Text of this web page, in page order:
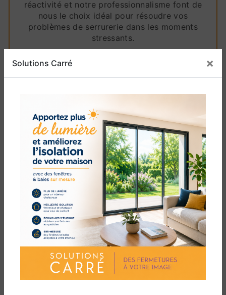
Solutions Carré ×
réactivité et notre professionnalisme font de
nous le choix idéal pour résoudre vos
problèmes de serrurerie dans les moments
stressants.
besoins de changement de serrure, vous optez
pour des artisans de confiance qui mettent
notre réputation en tant que leaders de la
menuiserie à Canet-en-Roussillon, et nous nous
efforçons de maintenir cette réputation à
chaque projet que nous entreprenons. Votre
sécurité n'est pas quelque chose à prendre à la
légère, et nous non plus ne la prenons pas à la
légère.
En conclusion, lorsque vous recherchez des
services de changement de serrure à Canet-en-
Roussillon, tournez-vous vers l'expertise et le
professionnalisme offerts par Solutions Carré.
Nous sommes déterminés à répondre à vos
besoins de sécurité tout en offrant un service
de menuiserie exceptionnel. Contactez-nous
dès aujourd'hui pour en savoir plus sur la